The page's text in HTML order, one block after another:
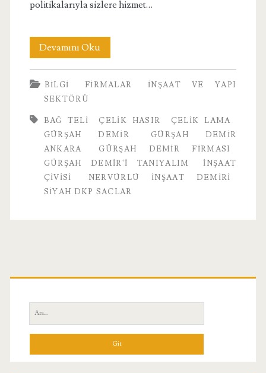
politikalarıyla sizlere hizmet…
Devamını OkuGürşah
Demir
Ankara
BILGI FIRMALAR
İNŞAAT VE YAPI
SEKTÖRÜ
BAĞ TELI ÇELIK HASIR
ÇELIK LAMA
GÜRŞAH DEMIR
GÜRŞAH DEMIR
ANKARA
GÜRŞAH DEMIR FIRMASI
GÜRŞAH DEMIR'I TANIYALIM
INŞAAT
ÇIVISI
NERVÜRLÜ INŞAAT DEMIRI
SIYAH DKP SACLAR
Birincil
Yan
Menü
Ara: